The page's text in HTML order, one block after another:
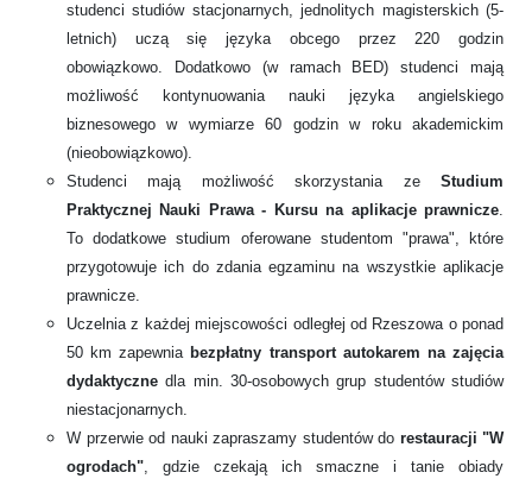
studenci studiów stacjonarnych, jednolitych magisterskich (5-
letnich) uczą się języka obcego przez 220 godzin
obowiązkowo. Dodatkowo (w ramach BED) studenci mają
możliwość kontynuowania nauki języka angielskiego
biznesowego w wymiarze 60 godzin w roku akademickim
(nieobowiązkowo).
Studenci mają możliwość skorzystania ze Studium
Praktycznej Nauki Prawa - Kursu na aplikacje prawnicze.
To dodatkowe studium oferowane studentom "prawa", które
przygotowuje ich do zdaniaegzaminu na wszystkie aplikacje
prawnicze.
Uczelnia z każdej miejscowości odległej od Rzeszowa o ponad
50 km zapewnia bezpłatny transport autokarem na zajęcia
dydaktyczne dla min. 30-osobowych grup studentów studiów
niestacjonarnych.
W przerwie od nauki zapraszamy studentów do restauracji "W
ogrodach", gdzie czekają ich smaczne i tanie obiady